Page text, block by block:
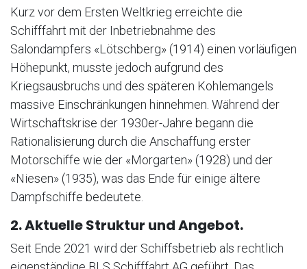
Kurz vor dem Ersten Weltkrieg erreichte die
Schifffahrt mit der Inbetriebnahme des
Salondampfers «Lötschberg» (1914) einen vorläufigen
Höhepunkt, musste jedoch aufgrund des
Kriegsausbruchs und des späteren Kohlemangels
massive Einschränkungen hinnehmen. Während der
Wirtschaftskrise der 1930er-Jahre begann die
Rationalisierung durch die Anschaffung erster
Motorschiffe wie der «Morgarten» (1928) und der
«Niesen» (1935), was das Ende für einige ältere
Dampfschiffe bedeutete.
2. Aktuelle Struktur und Angebot.
Seit Ende 2021 wird der Schiffsbetrieb als rechtlich